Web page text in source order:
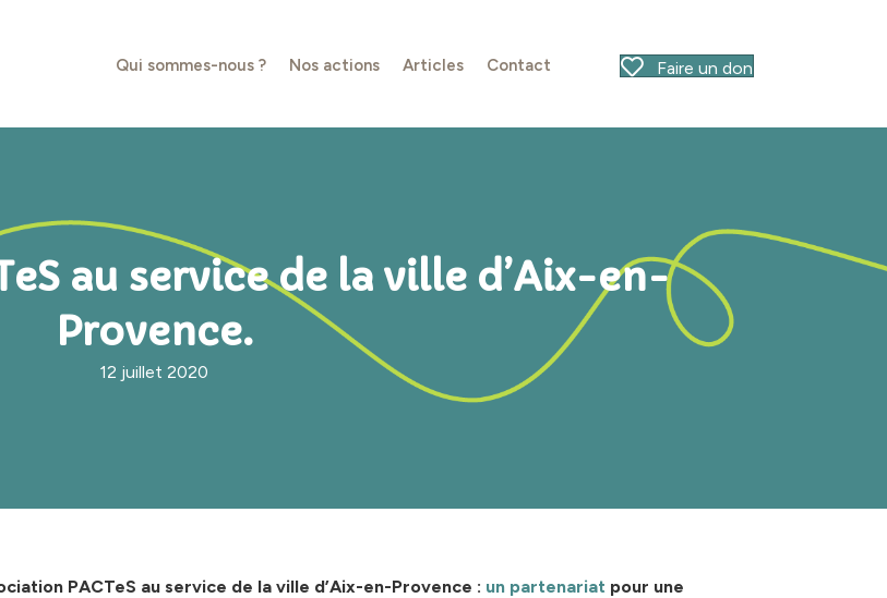
Qui sommes-nous ? Nos actions Articles Contact Faire un don
au service de la ville d’Aix-en-
Provence.
12 juillet 2020
PACTeS au service de la ville d’Aix-en-Provence : un partenariat pour une